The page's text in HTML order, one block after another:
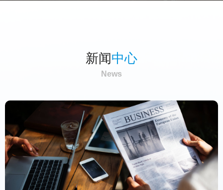
新闻中心
News